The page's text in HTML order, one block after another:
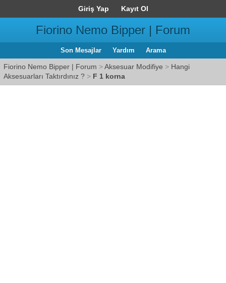
Giriş Yap Kayıt Ol
Fiorino Nemo Bipper | Forum
Son Mesajlar Yardım Arama
Fiorino Nemo Bipper | Forum >Aksesuar Modifiye > Hangi
Aksesuarları Taktırdınız ? > F 1 korna